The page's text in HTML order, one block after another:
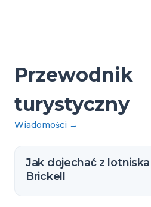
Przewodnik
turystyczny
Wiadomości →
Jak dojechać z
Brickell